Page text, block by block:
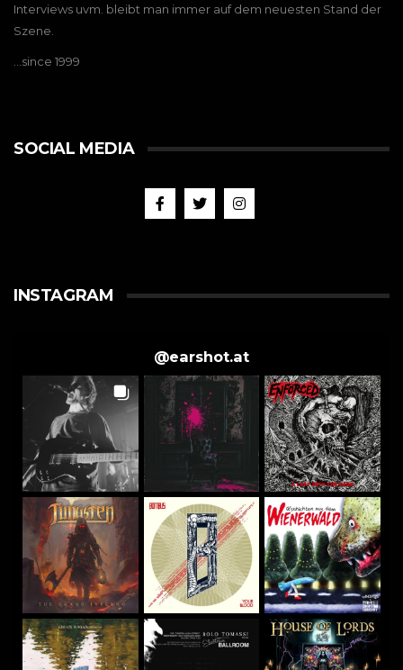
Interviews uvm. bleibt man immer auf dem neuesten Stand der
Szene.
…since 1999
SOCIAL MEDIA
INSTAGRAM
@earshot.at